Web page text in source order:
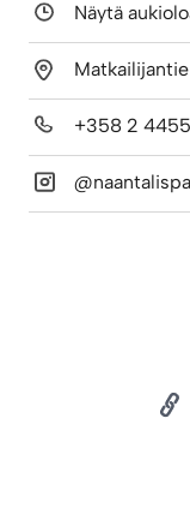
Näytä
Matkailijantie
+358 2
@naantalispa